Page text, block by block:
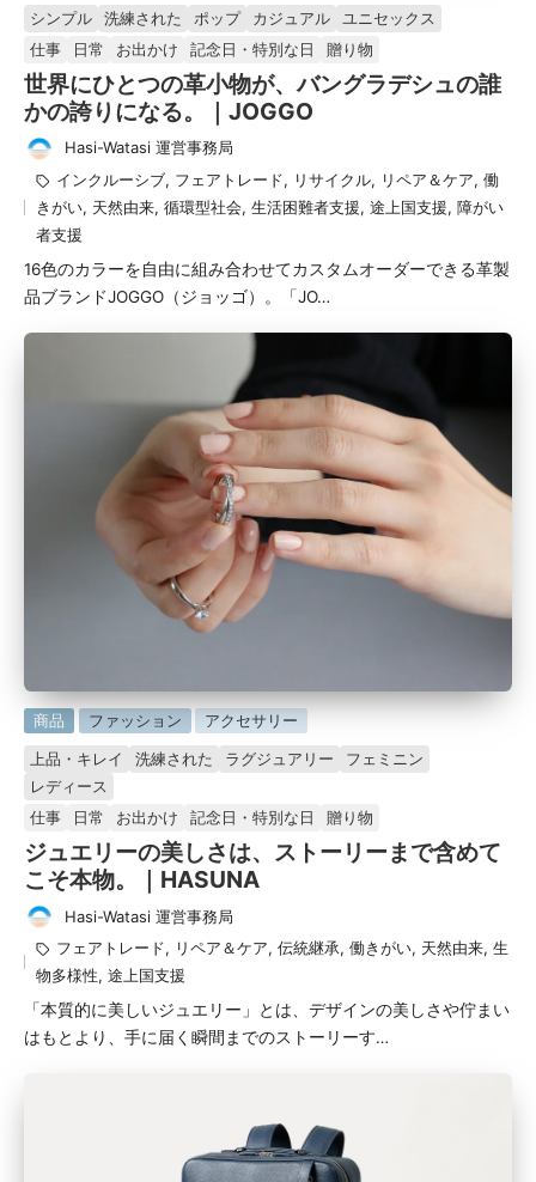
載
済
み
シンプル 洗練された ポップ カジュアル
ユニセックス
仕事
日常 お出かけ 記念日・特別な日 贈り物
世界にひとつの革小物が、バングラデシュの誰
かの誇りになる。｜JOGGO
投
稿
者
Hasi-Watasi 運営事務局
タ
グ：
インクルーシブ, フェアトレード, リサイクル, リペア＆ケア,働
きがい, 天然由来, 循環型社会, 生活困難者支援, 途上国支援, 障がい
者支援
16色のカラーを自由に組み合わせてカスタムオーダーできる革製
品ブランドJOGGO（ジョッゴ）。「JO…
に
済
み
商品 ファッション アクセサリー
上品・キレイ 洗練された ラグジュアリー
フェミニン
レディース
仕事
日常 お出かけ 記念日・特別な日 贈り物
ジュエリーの美しさは、ストーリーまで含めて
こそ本物。｜HASUNA
投
稿
者
Hasi-Watasi 運営事務局
タ
グ：
フェアトレード, リペア＆ケア,伝統継承,働きがい, 天然由来,生
物多様性, 途上国支援
「本質的に美しいジュエリー」とは、デザインの美しさや佇まい
はもとより、手に届く瞬間までのストーリーす…